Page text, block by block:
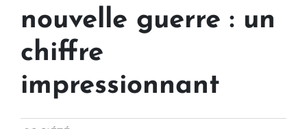
nouvelle guerre : un
chiffre
impressionnant